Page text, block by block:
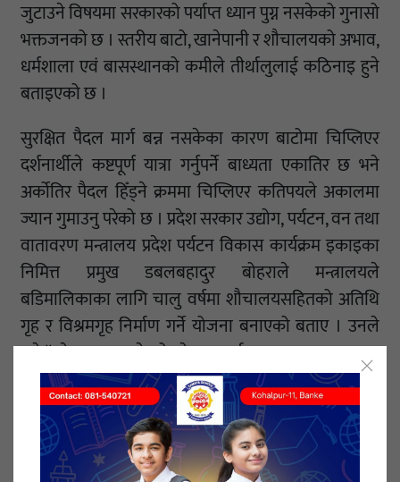
जुटाउने विषयमा सरकारको पर्याप्त ध्यान पुग्न नसकेको गुनासो
भक्तजनको छ । स्तरीय बाटो, खानेपानी र शौचालयको अभाव,
धर्मशाला एवं बासस्थानको कमीले तीर्थालुलाई कठिनाइ हुने
बताइएको छ ।
सुरक्षित पैदल मार्ग बन्न नसकेका कारण बाटोमा चिप्लिएर
दर्शनार्थीले कष्टपूर्ण यात्रा गर्नुपर्ने बाध्यता एकातिर छ भने
अर्कोतिर पैदल हिँड्ने क्रममा चिप्लिएर कतिपयले अकालमा
ज्यान गुमाउनु परेको छ । प्रदेश सरकार उद्योग, पर्यटन, वन तथा
वातावरण मन्त्रालय प्रदेश पर्यटन विकास कार्यक्रम इकाइका
निमित्त प्रमुख डबलबहादुर बोहराले मन्त्रालयले
बडिमालिकाका लागि चालु वर्षमा शौचालयसहितको अतिथि
गृह र विश्रमगृह निर्माण गर्ने योजना बनाएको बताए । उनले
भने,“प्रदेश सरकारले यो क्षेत्रमा पूर्वाधार जुटाउनमा साधन
स्रोतले भ्याएसम्म काम गरिरहेको छ”, यहाँ पुग्न कतिपय ठाउँमा
पदमार्ग निर्माण भइसकेका छन्, भौगोलिक विकटता र
मौसमको प्रतिकूलताका कारण बजेट विनियोजन गरिएपनि
अहिले काम भएको छैन ।” आगामी वर्ष एसियाली विकास